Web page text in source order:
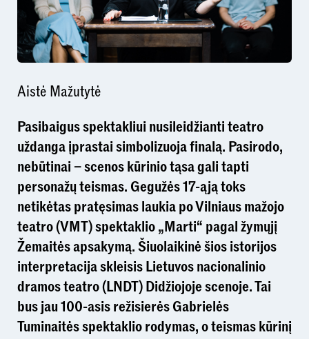
Aistė Mažutytė
Pasibaigus spektakliui nusileidžianti teatro
uždanga įprastai simbolizuoja finalą. Pasirodo,
nebūtinai – scenos kūrinio tąsa gali tapti
personažų teismas. Gegužės 17-ąją toks
netikėtas pratęsimas laukia po Vilniaus mažojo
teatro (VMT) spektaklio „Marti“ pagal žymųjį
Žemaitės apsakymą. Šiuolaikinė šios istorijos
interpretacija skleisis Lietuvos nacionalinio
dramos teatro (LNDT) Didžiojoje scenoje. Tai
bus jau 100-asis režisierės Gabrielės
Tuminaitės spektaklio rodymas, o teismas kūrinį